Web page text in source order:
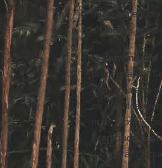
miopia é
a
União seja
Odarwinismo
preocupante.
não tem nada
os círculos
mais idosos,
Francisco
tecnocrática